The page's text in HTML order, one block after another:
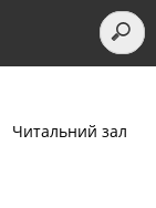
Читальний зал